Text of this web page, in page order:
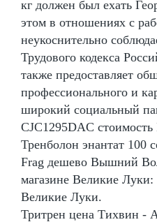
кг должен был ехать
этом в отношениях с
неукоснительно
Трудового кодекса
также предоставляет
профессионального и
широкий социальный
CJC1295DAC
Тренболон энантат 100
Frag дешево Вышний
магазине Великие Луки:
Великие Луки.
Тритрен цена Тихвин -